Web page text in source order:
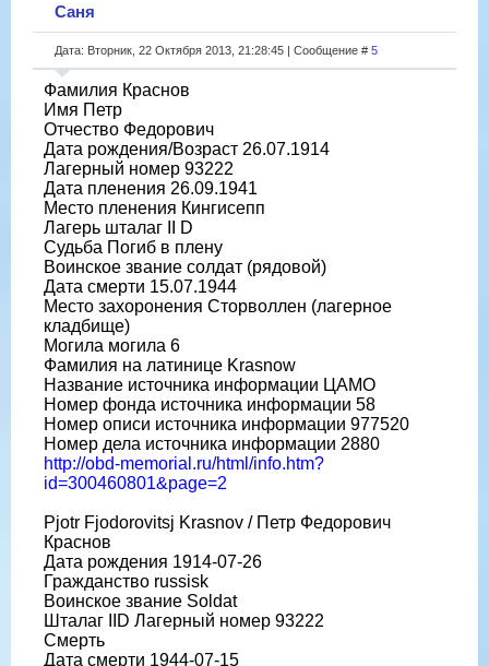
Саня
Дата: Вторник, 22 Октября 2013, 21:28:45 | Сообщение # 5
Фамилия Краснов
Имя Петр
Отчество Федорович
Дата рождения/Возраст 26.07.1914
Лагерный номер 93222
Дата пленения 26.09.1941
Место пленения Кингисепп
Лагерь шталаг II D
Судьба Погиб в плену
Воинское звание солдат (рядовой)
Дата смерти 15.07.1944
Место захоронения Сторволлен (лагерное
кладбище)
Могила могила 6
Фамилия на латинице Krasnow
Название источника информации ЦАМО
Номер фонда источника информации 58
Номер описи источника информации 977520
Номер дела источника информации 2880
http://obd-memorial.ru/html/info.htm?
id=300460801&page=2
Pjotr Fjodorovitsj Krasnov / Петр Федорович
Краснов
Дата рождения 1914-07-26
Гражданство russisk
Воинское звание Soldat
Шталаг IID Лагерный номер 93222
Смерть
Дата смерти 1944-07-15